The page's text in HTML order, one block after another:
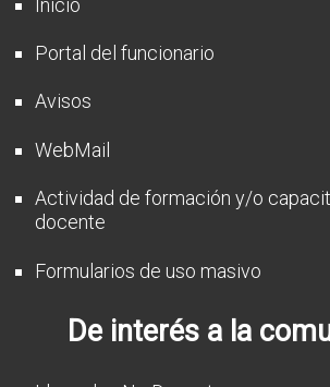
Portal del funcionario
Avisos
WebMail
Actividad de formación y/o
docente
Formularios de uso masivo
De interés a la